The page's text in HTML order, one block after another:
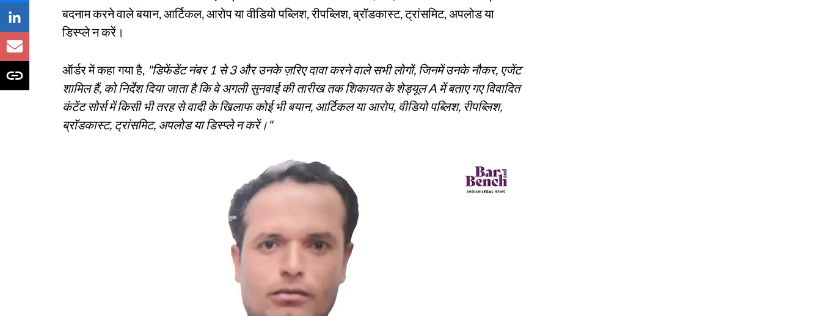
बदनाम करने वाले बयान, आर्टिकल, आरोप या वीडियो पब्लिश, रीपब्लिश, ब्रॉडकास्ट, ट्रांसमिट, अपलोड या
डिस्प्ले न करें।
ऑर्डर में कहा गया है, "डिफेंडेंट नंबर 1 से 3 और उनके ज़रिए दावा करने वाले सभी लोगों, जिनमें उनके नौकर, एजेंट
शामिल हैं, को निर्देश दिया जाता है कि वे अगली सुनवाई की तारीख तक शिकायत के शेड्यूल A में बताए गए विवादित
कंटेंट सोर्स में किसी भी तरह से वादी के खिलाफ कोई भी बयान, आर्टिकल या आरोप, वीडियो पब्लिश, रीपब्लिश,
ब्रॉडकास्ट, ट्रांसमिट, अपलोड या डिस्प्ले न करें।"